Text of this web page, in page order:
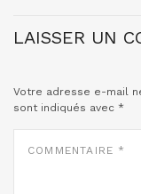
LAISSER UN
Votre adresse e-mail
sont indiqués avec *